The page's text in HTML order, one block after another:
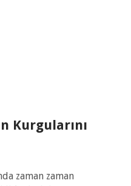
Kurgularını
zaman zaman